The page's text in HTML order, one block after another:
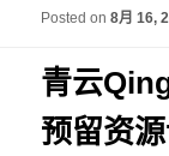
青云
预留资
Posted on8月 16,